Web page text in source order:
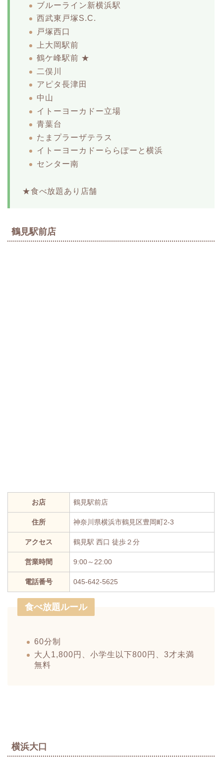
ブルーライン新横浜駅
西武東戸塚S.C.
戸塚西口
上大岡駅前
鶴ケ峰駅前 ★
二俣川
アピタ長津田
中山
イトーヨーカドー立場
青葉台
たまプラーザテラス
イトーヨーカドーららぽーと横浜
センター南
★食べ放題あり店舗
鶴見駅前店
お店 鶴見駅前店
住所 神奈川県横浜市鶴見区豊岡町2-3
アクセス 鶴見駅 西口 徒歩２分
営業時間 9:00～22:00
電話番号 045-642-5625
食べ放題ルール
60分制
大人1,800円、小学生以下800円、3才未満
無料
横浜大口